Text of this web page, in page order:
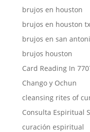
brujos en houston
brujos en houston tx
brujos en san
brujos houston
Card Reading In
Chango y Ochun
cleansing rites of
Consulta Espiritual
curación espiritual